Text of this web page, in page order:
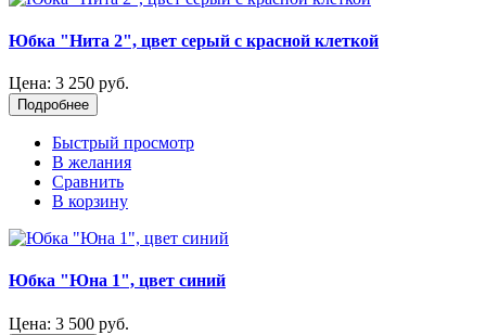
Юбка "Нита 2", цвет серый с красной клеткой
Цена: 3 250 руб.
Подробнее
Быстрый просмотр
В желания
Сравнить
В корзину
Юбка "Юна 1", цвет синий
Цена: 3 500 руб.